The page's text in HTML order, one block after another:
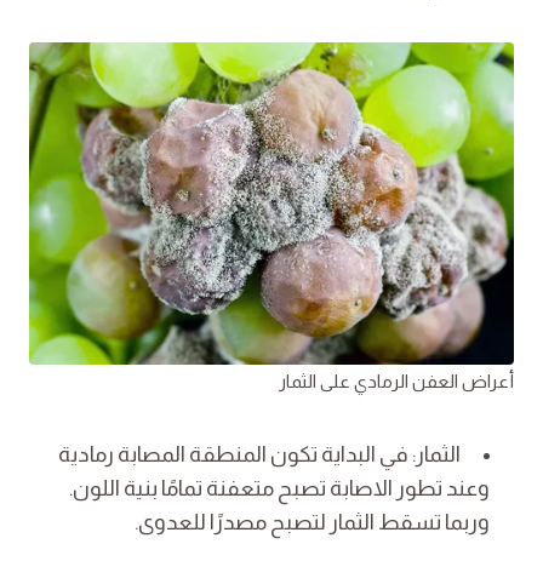
أعراض العفن الرمادي على الثمار
الثمار: في البداية تكون المنطقة المصابة رمادية
وعند تطور الاصابة تصبح متعفنة تمامًا بنية اللون.
وربما تسقط الثمار لتصبح مصدرًا للعدوى.